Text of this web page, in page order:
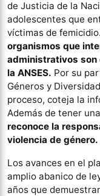
de Justicia de la
adolescentes que
víctimas de femicidio.
organismos que
administrativos son
la ANSES. Por su
Géneros y
proceso, coteja la
Además de tener
reconoce la
violencia de género.
Los avances en el
amplio abanico de
años que